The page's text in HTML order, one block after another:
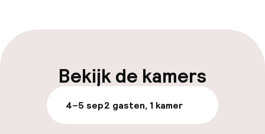
Vroeg uitchecken mogelijk
Meertalige medewerkers
Bagageruimte
Bekijk de kamers
4–5 sep2 gasten, 1 kamer